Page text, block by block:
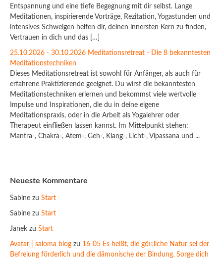
Entspannung und eine tiefe Begegnung mit dir selbst. Lange
Meditationen, inspirierende Vorträge, Rezitation, Yogastunden und
intensives Schweigen helfen dir, deinen innersten Kern zu finden,
Vertrauen in dich und das […]
25.10.2026 - 30.10.2026 Meditationsretreat - Die 8 bekanntesten
Meditationstechniken
Dieses Meditationsretreat ist sowohl für Anfänger, als auch für
erfahrene Praktizierende geeignet. Du wirst die bekanntesten
Meditationstechniken erlernen und bekommst viele wertvolle
Impulse und Inspirationen, die du in deine eigene
Meditationspraxis, oder in die Arbeit als Yogalehrer oder
Therapeut einfließen lassen kannst. Im Mittelpunkt stehen:
Mantra-, Chakra-, Atem-, Geh-, Klang-, Licht-, Vipassana und ...
Neueste Kommentare
Sabine zu Start
Sabine zu Start
Janek zu Start
Avatar | saloma blog zu 16-05 Es heißt, die göttliche Natur sei der
Befreiung förderlich und die dämonische der Bindung. Sorge dich